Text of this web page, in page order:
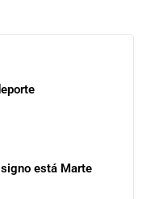
está Marte